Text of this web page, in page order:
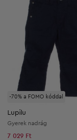
-70% a FOMO kóddal
Lupilu
Gyerek nadrág
7 029 Ft